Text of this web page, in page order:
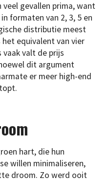
gevallen prima, want
formaten van 2, 3, 5 en
distributie meest
equivalent van vier
valt de prijs
dit argument
er meer high-end
hart, die hun
willen minimaliseren,
droom. Zo werd ooit